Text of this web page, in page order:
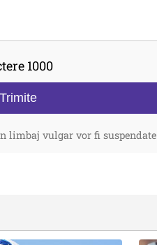
1000
Trimite
limbaj vulgar vor fi suspendate